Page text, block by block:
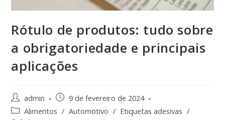
Rótulo de produtos: tudo sobre
a obrigatoriedade e principais
aplicações
admin
9 de fevereiro de 2024
Alimentos / Automotivo / Etiquetas adesivas /